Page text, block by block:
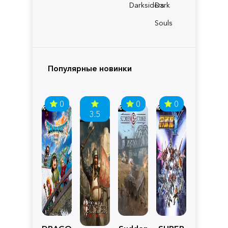
Darksiders
Dark
Souls
Популярные новинки
0
3.5
0 0